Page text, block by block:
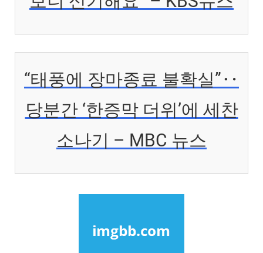
“태풍에 장마종료 불확실”‥
당분간 ‘한증막 더위’에 세찬
소나기 – MBC 뉴스